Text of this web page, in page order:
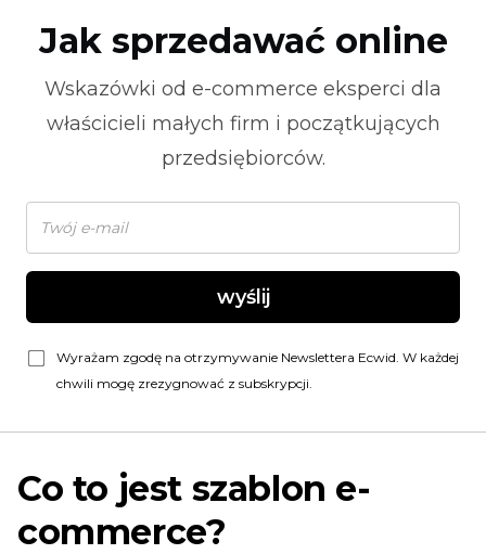
Jak sprzedawać online
Wskazówki od e-commerce eksperci dla
właścicieli małych firm i początkujących
przedsiębiorców.
wyślij
Wyrażam zgodę na otrzymywanie Newslettera Ecwid. W każdej
chwili mogę zrezygnować z subskrypcji.
Co to jest szablon e-
commerce?